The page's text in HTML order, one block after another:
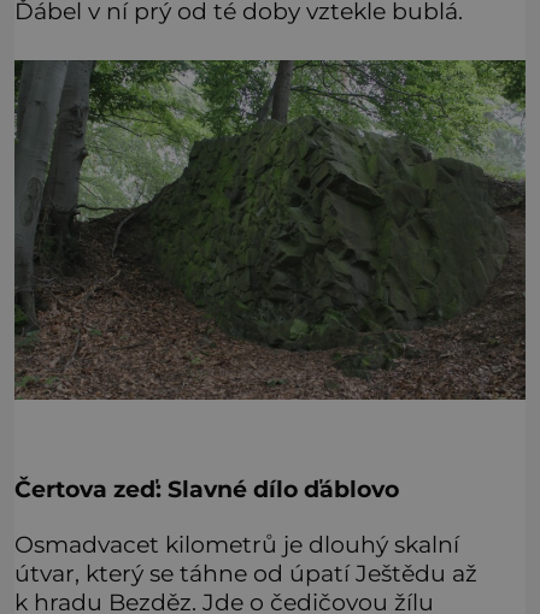
Ďábel v ní prý od té doby vztekle bublá.
Čertova zeď: Slavné dílo ďáblovo
Osmadvacet kilometrů je dlouhý skalní
útvar, který se táhne od úpatí Ještědu až
k hradu Bezděz. Jde o čedičovou žílu